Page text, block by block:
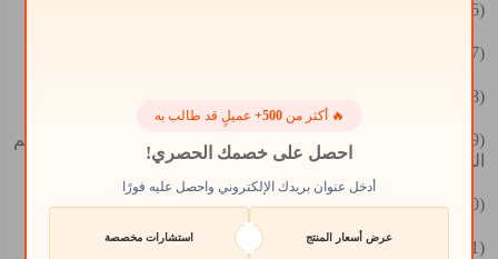
(6)
(7)
(8)
(9)
سيتوكينين 6-BA يكسر التفوق القمي ويحفز نمو البراعم
الجانبية؛
(10) سيتوكينين 6-BA يعزز تكوين براعم الزهور والازهار؛
(11) سيتوكينين 6-BA يحفز الصفات الأنثوية؛
🔥 أكثر من500+ عميلٍ قد طالب به
احصل على خصمك الحصري!
أدخل عنوان بريدك الإلكتروني واحصل عليه فورًا
عرض أسعار المنتج استشارات مخصصة